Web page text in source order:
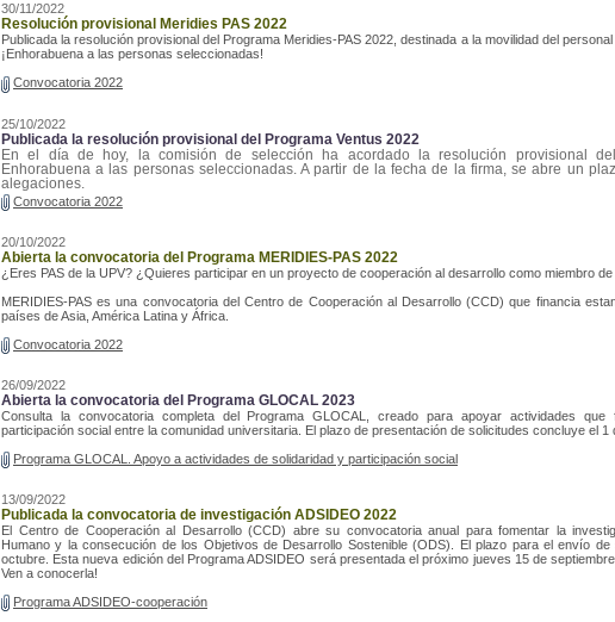
30/11/2022
Resolución provisional Meridies PAS 2022
Publicada la resolución provisional del Programa Meridies-PAS 2022, destinada a la movilidad del
¡Enhorabuena a las personas seleccionadas!
Convocatoria 2022
25/10/2022
Publicada la resolución provisional del Programa Ventus 2022
En el día de hoy, la comisión de selección ha acordado la resolución provisional del
Enhorabuena a las personas seleccionadas. A partir de la fecha de la firma, se abre un
alegaciones.
Convocatoria 2022
20/10/2022
Abierta la convocatoria del Programa MERIDIES-PAS 2022
¿Eres PAS de la UPV? ¿Quieres participar en un proyecto de cooperación al desarrollo como miembro
MERIDIES-PAS es una convocatoria del Centro de Cooperación al Desarrollo (CCD) que financia
países de Asia, América Latina y África.
Convocatoria 2022
26/09/2022
Abierta la convocatoria del Programa GLOCAL 2023
Consulta la convocatoria completa del Programa GLOCAL, creado para apoyar actividades
participación social entre la comunidad universitaria. El plazo de presentación de solicitudes concluye el 1
Programa GLOCAL. Apoyo a actividades de solidaridad y participación social
13/09/2022
Publicada la convocatoria de investigación ADSIDEO 2022
El Centro de Cooperación al Desarrollo (CCD) abre su convocatoria anual para fomentar la
Humano y la consecución de los Objetivos de Desarrollo Sostenible (ODS). El plazo para el envío
octubre. Esta nueva edición del Programa ADSIDEO será presentada el próximo jueves 15 de
Ven a conocerla!
Programa ADSIDEO-cooperación